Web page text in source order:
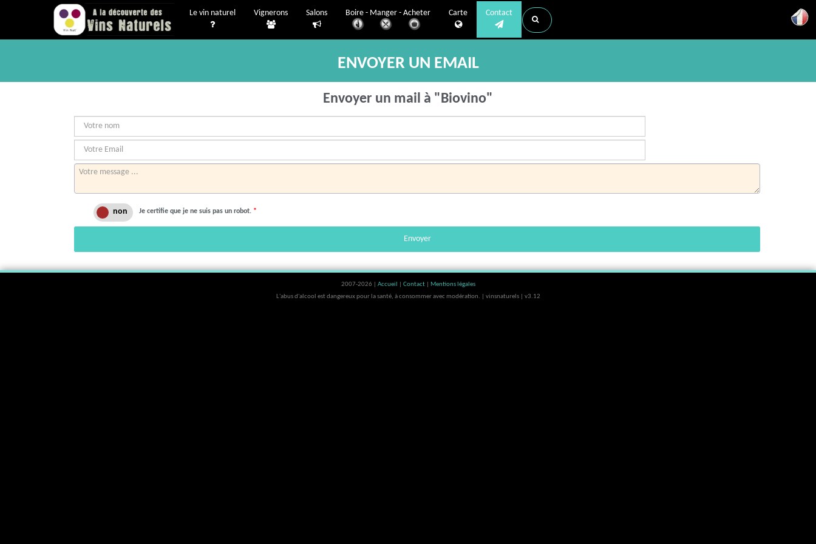
Le vin naturel Vignerons Salons Boire - Manger - Acheter Carte Contact
ENVOYER UN EMAIL
Envoyer un mail à "Biovino"
Je certifie que je ne suis pas un robot. *
Envoyer
2007-2026 | Accueil Contact
Mentions légales
L'abus d'alcool est dangereux pour la santé, à consommer avec modération. | vinsnaturels | v3.12